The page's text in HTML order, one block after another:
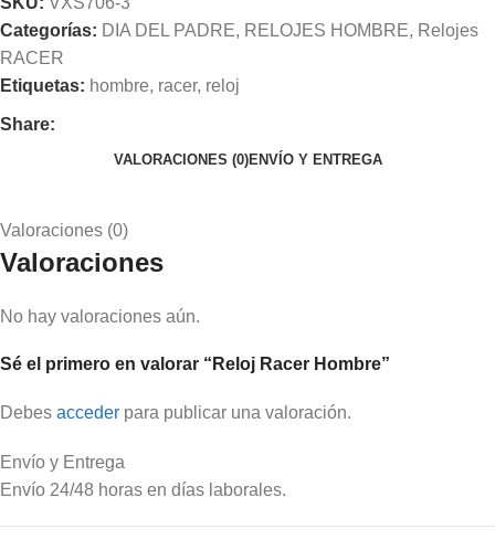
Categorías: DIA DEL PADRE, RELOJES HOMBRE, Relojes
RACER
Etiquetas: hombre, racer, reloj
Share:
VALORACIONES (0)ENVÍO Y ENTREGA
Valoraciones (0)
Valoraciones
No hay valoraciones aún.
Sé el primero en valorar “Reloj Racer Hombre”
Debes acceder para publicar una valoración.
Envío y Entrega
Envío 24/48 horas en días laborales.